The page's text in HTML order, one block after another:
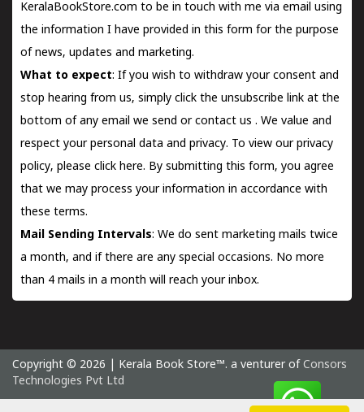
KeralaBookStore.com to be in touch with me via email using
the information I have provided in this form for the purpose
of news, updates and marketing.
What to expect: If you wish to withdraw your consent and
stop hearing from us, simply click the unsubscribe link at the
bottom of any email we send orcontact us . We value and
respect your personal data and privacy. To view our privacy
policy, please click here. By submitting this form, you agree
that we may process your information in accordance with
these terms.
Mail Sending Intervals: We do sent marketing mails twice
a month, and if there are any special occasions. No more
than 4 mails in a month will reach your inbox.
Copyright © 2026 | Kerala Book Store™. a venturer of Consors
Technologies Pvt Ltd